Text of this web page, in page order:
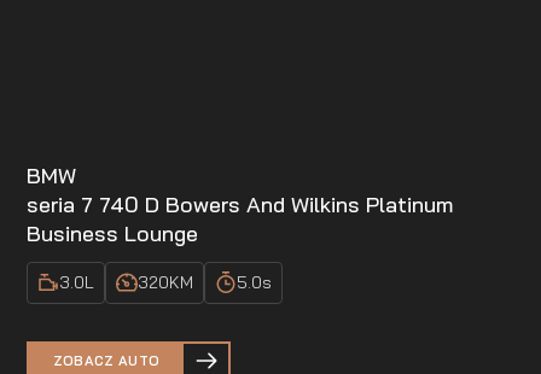
BMW
seria 7 740 D Bowers And Wilkins Platinum
Business Lounge
3.0L 320KM 5.0s
ZOBACZ AUTO